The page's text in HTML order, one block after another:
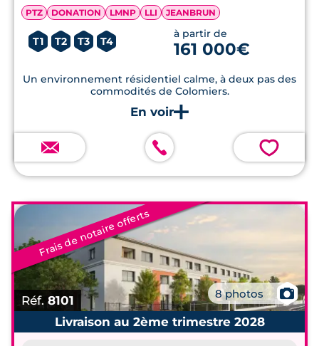
PTZ DONATION LMNP LLI JEANBRUN
T1 T2 T3 T4
à partir de
161 000€
Un environnement résidentiel calme, à deux pas des
commodités de Colomiers.
💗
Frais de notaire offerts
Réf.8101 8 photos
📷
Livraison au 2ème trimestre 2028